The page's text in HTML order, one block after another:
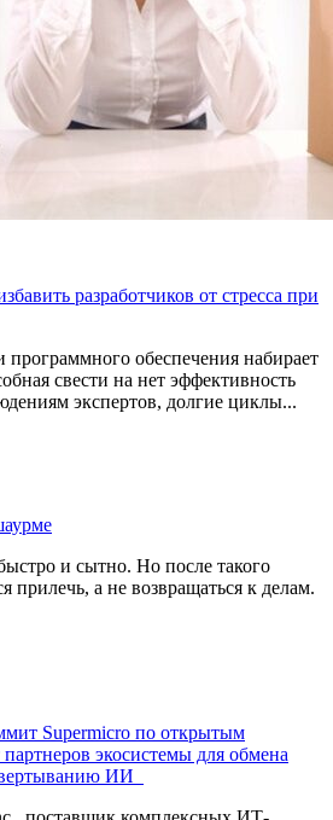
разработчиков от стресса при
программного обеспечения набирает
свести на нет эффективность
экспертов, долгие циклы...
и сытно. Но после такого
прилечь, а не возвращаться к делам.
Supermicro по открытым
экосистемы для обмена
ИИ